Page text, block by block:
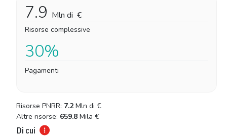
7.9 Mln di €
Risorse complessive
30%
Pagamenti
Risorse PNRR: 7.2 Mln di €
Altre risorse: 659.8 Mila €
Di cui